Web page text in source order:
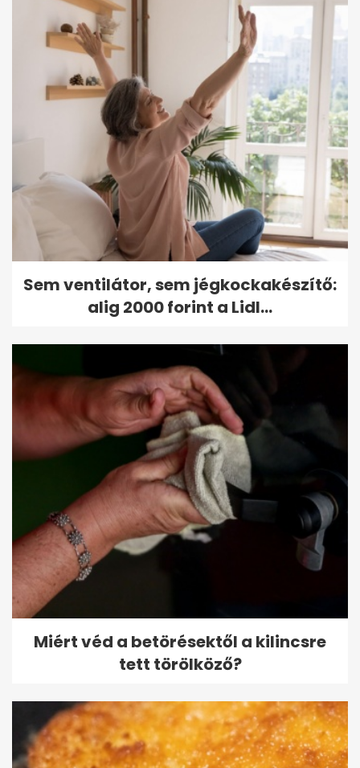
Sem ventilátor, sem jégkockakészítő:
alig 2000 forint a Lidl...
Miért véd a betörésektől a kilincsre
tett törölköző?